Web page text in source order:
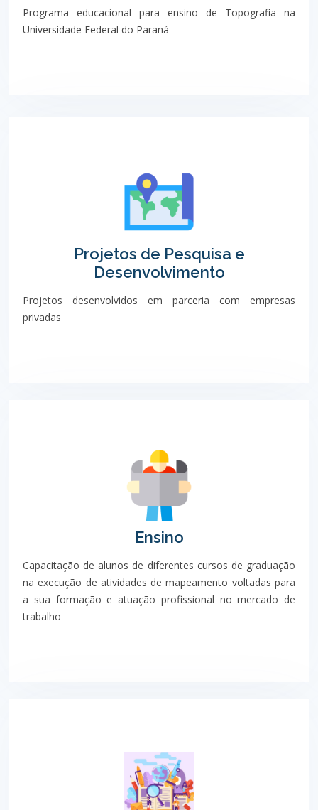
Programa educacional para ensino de Topografia na
Universidade Federal do Paraná
Projetos de Pesquisa e
Desenvolvimento
Projetos desenvolvidos em parceria com empresas
privadas
Ensino
Capacitação de alunos de diferentes cursos de graduação
na execução de atividades de mapeamento voltadas para
a sua formação e atuação profissional no mercado de
trabalho